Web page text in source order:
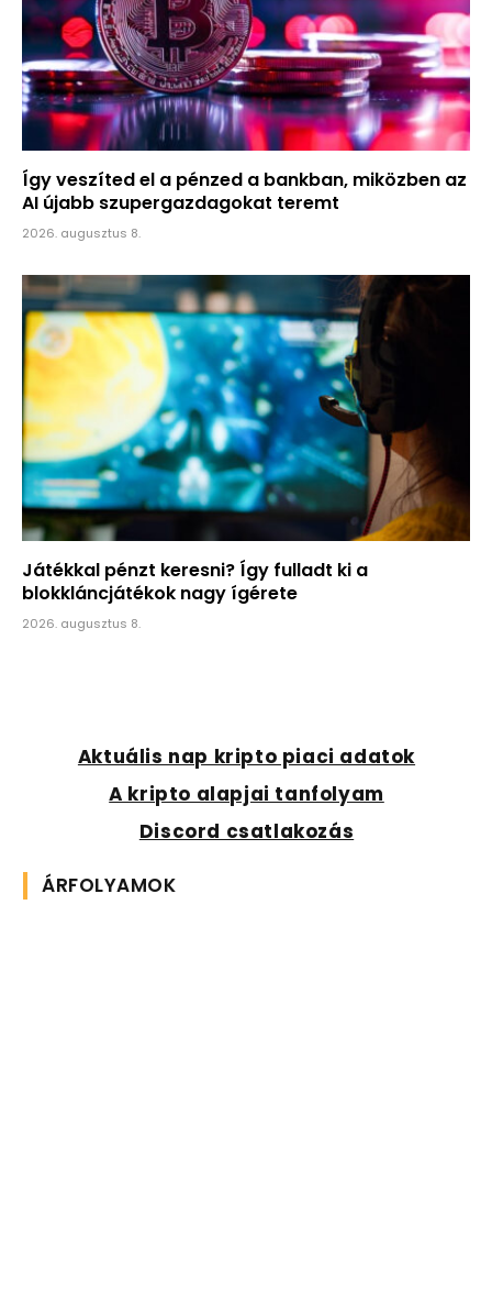
Így veszíted el a pénzed a bankban, miközben az
AI újabb szupergazdagokat teremt
2026. augusztus 8.
Játékkal pénzt keresni? Így fulladt ki a
blokkláncjátékok nagy ígérete
2026. augusztus 8.
Aktuális nap kripto piaci adatok
A kripto alapjai tanfolyam
Discord csatlakozás
ÁRFOLYAMOK